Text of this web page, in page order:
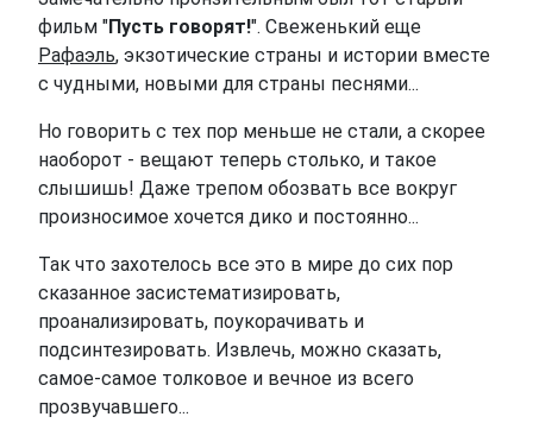
фильм "Пусть говорят!". Свеженький еще
Рафаэль, экзотические страны и истории вместе
с чудными, новыми для страны песнями...
Но говорить с тех пор меньше не стали, а скорее
наоборот - вещают теперь столько, и такое
слышишь! Даже трепом обозвать все вокруг
произносимое хочется дико и постоянно...
Так что захотелось все это в мире до сих пор
сказанное засистематизировать,
проанализировать, поукорачивать и
подсинтезировать. Извлечь, можно сказать,
самое-самое толковое и вечное из всего
прозвучавшего...